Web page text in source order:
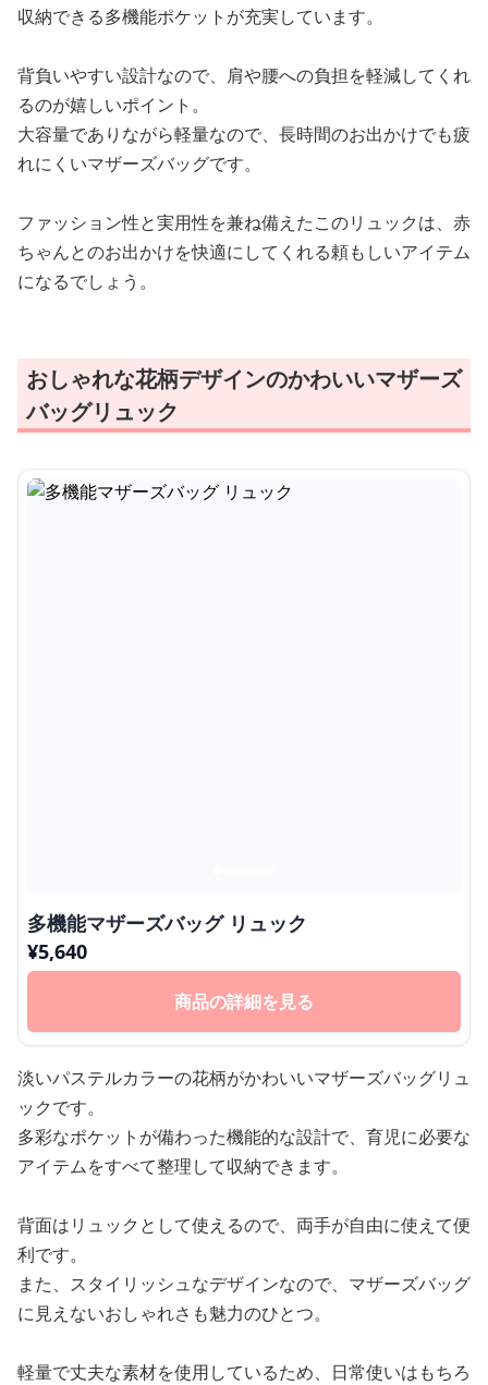
収納できる多機能ポケットが充実しています。
背負いやすい設計なので、肩や腰への負担を軽減してくれ
るのが嬉しいポイント。
大容量でありながら軽量なので、長時間のお出かけでも疲
れにくいマザーズバッグです。
ファッション性と実用性を兼ね備えたこのリュックは、赤
ちゃんとのお出かけを快適にしてくれる頼もしいアイテム
になるでしょう。
おしゃれな花柄デザインのかわいいマザーズ
バッグリュック
多機能マザーズバッグ リュック
¥5,640
商品の詳細を見る
淡いパステルカラーの花柄がかわいいマザーズバッグリュ
ックです。
多彩なポケットが備わった機能的な設計で、育児に必要な
アイテムをすべて整理して収納できます。
背面はリュックとして使えるので、両手が自由に使えて便
利です。
また、スタイリッシュなデザインなので、マザーズバッグ
に見えないおしゃれさも魅力のひとつ。
軽量で丈夫な素材を使用しているため、日常使いはもちろ